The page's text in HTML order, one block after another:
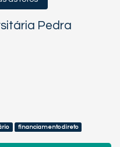
Pedra
financiamento direto